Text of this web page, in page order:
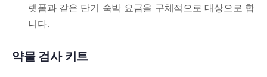
랫폼과 같은 단기 숙박 요금을 구체적으로 대상으로 합
니다.
약물 검사 키트